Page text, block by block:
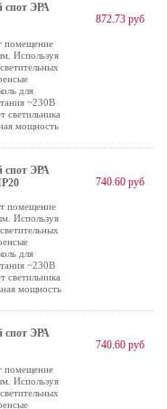
спот ЭРА
помещение
Используя
для
~230В
светильника
мощность
872.73 руб
спот ЭРА
помещение
Используя
для
~230В
светильника
мощность
740.60 руб
спот ЭРА
помещение
Используя
740.60 руб